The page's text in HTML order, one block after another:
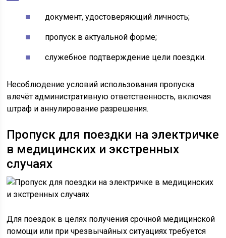
документ, удостоверяющий личность;
пропуск в актуальной форме;
служебное подтверждение цели поездки.
Несоблюдение условий использования пропуска
влечёт административную ответственность, включая
штраф и аннулирование разрешения.
Пропуск для поездки на электричке
в медицинских и экстренных
случаях
Для поездок в целях получения срочной медицинской
помощи или при чрезвычайных ситуациях требуется